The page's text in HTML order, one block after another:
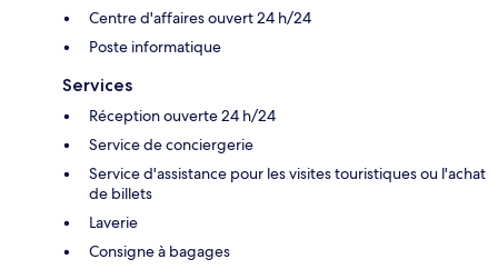
Centre d'affaires ouvert 24 h/24
Poste informatique
Services
Réception ouverte 24 h/24
Service de conciergerie
Service d'assistance pour les visites touristiques ou l'achat
de billets
Laverie
Consigne à bagages